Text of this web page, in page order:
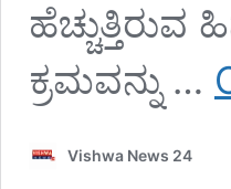
ಕ್ರಮವನ್ನು …
Vishwa News 24